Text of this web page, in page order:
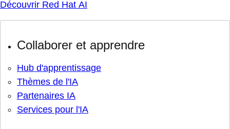
Découvrir Red Hat AI
Collaborer et apprendre
Hub d'apprentissage
Thèmes de l'IA
Partenaires IA
Services pour l'IA